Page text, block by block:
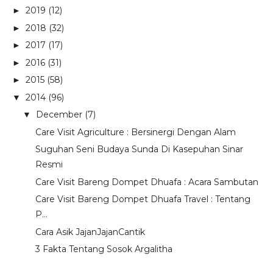
► 2019 (12)
► 2018 (32)
► 2017 (17)
► 2016 (31)
► 2015 (58)
▼ 2014 (96)
▼ December (7)
Care Visit Agriculture : Bersinergi Dengan Alam
Suguhan Seni Budaya Sunda Di Kasepuhan Sinar
Resmi
Care Visit Bareng Dompet Dhuafa : Acara Sambutan
Care Visit Bareng Dompet Dhuafa Travel : Tentang
P...
Cara Asik JajanJajanCantik
3 Fakta Tentang Sosok Argalitha